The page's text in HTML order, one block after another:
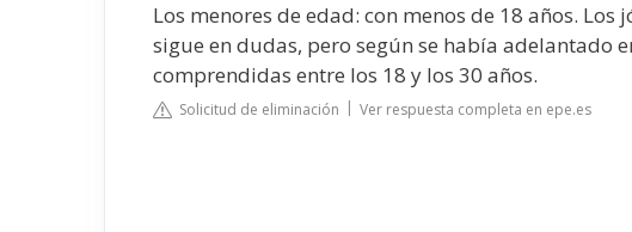
Los menores de edad: con menos de 18 años.
sigue en dudas, pero según se había adelantado
comprendidas entre los 18 y los 30 años.
Solicitud de eliminación Ver respuesta completa en epe.es